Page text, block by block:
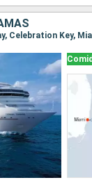
Celebration Key,